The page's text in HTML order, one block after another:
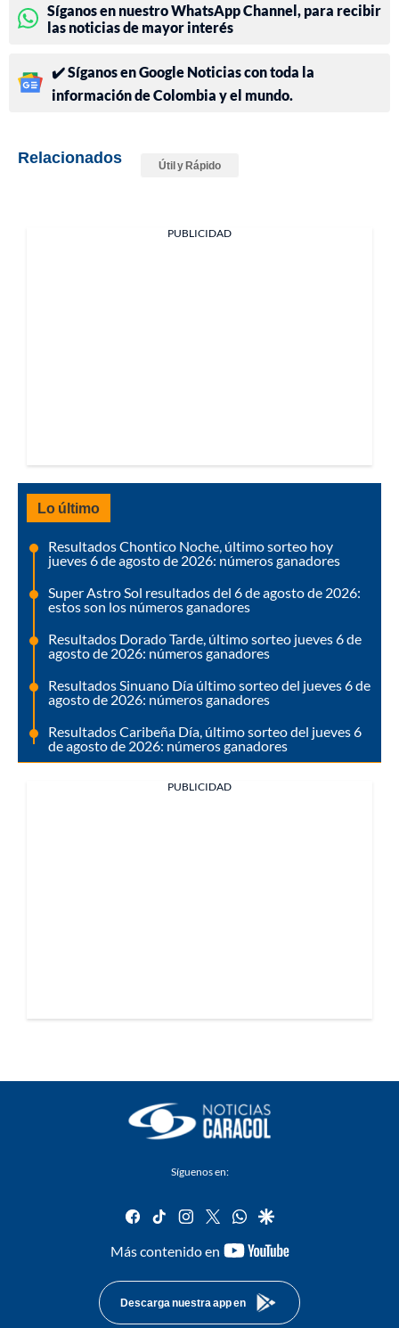
Síganos en nuestro WhatsApp Channel, para recibir
las noticias de mayor interés
✔️ Síganos en Google Noticias con toda la
información de Colombia y el mundo.
Relacionados Útil y Rápido
PUBLICIDAD
Lo último
Resultados Chontico Noche, último sorteo hoy
jueves 6 de agosto de 2026: números ganadores
Super Astro Sol resultados del 6 de agosto de 2026:
estos son los números ganadores
Resultados Dorado Tarde, último sorteo jueves 6 de
agosto de 2026: números ganadores
Resultados Sinuano Día último sorteo del jueves 6 de
agosto de 2026: números ganadores
Resultados Caribeña Día, último sorteo del jueves 6
de agosto de 2026: números ganadores
PUBLICIDAD
Síguenos en:
facebook
tiktok instagram
twitterwhatsapp
google
Más contenido en
youtube-
Descarga nuestra app en